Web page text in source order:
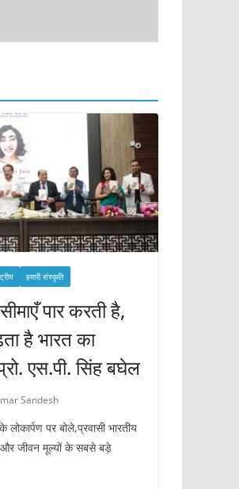
हमारी संस्कृति
पार करती है,
है भारत का
एस.पी. सिंह बघेल
Sandesh
लोकार्पण पर बोले,प्रवासी भारतीय
और जीवन मूल्यों के सबसे बड़े